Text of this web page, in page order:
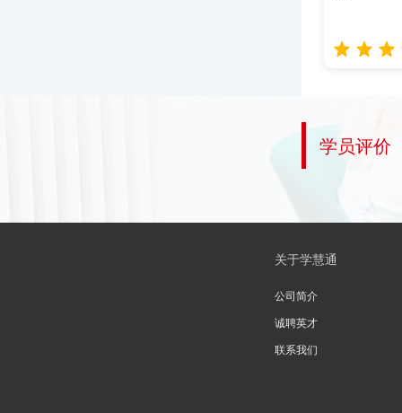
学员评价
关于学慧通
公司简介
诚聘英才
联系我们